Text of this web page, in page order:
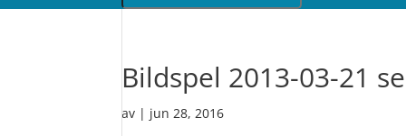
Bildspel 2013-03-21
av | jun 28, 2016